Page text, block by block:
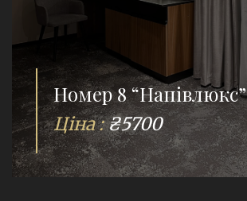
Номер 8 “Напівлюкс”
Ціна :₴5700